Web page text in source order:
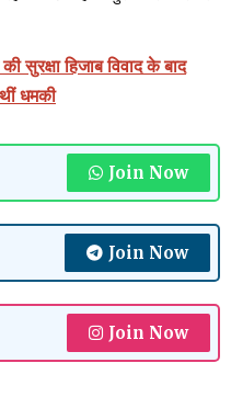
सुरक्षा हिजाब विवाद के बाद
धमकी
Join Now
Join Now
Join Now